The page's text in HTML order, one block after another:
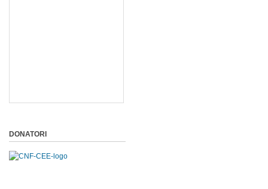
DONATORI